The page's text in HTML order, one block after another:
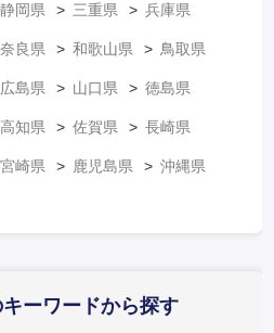
静岡県 三重県 兵庫県
奈良県 和歌山県 鳥取県
広島県 山口県 徳島県
高知県 佐賀県 長崎県
宮崎県 鹿児島県 沖縄県
ーワードから探す